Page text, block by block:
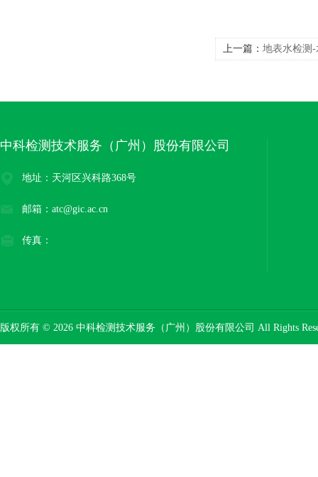
上一篇： 地表水检测
中科检测技术服务（广州）股份有限公司
地址：天河区兴科路368号
邮箱：atc@gic.ac.cn
传真：
版权所有 © 2026 中科检测技术服务（广州）股份有限公司 All Rights